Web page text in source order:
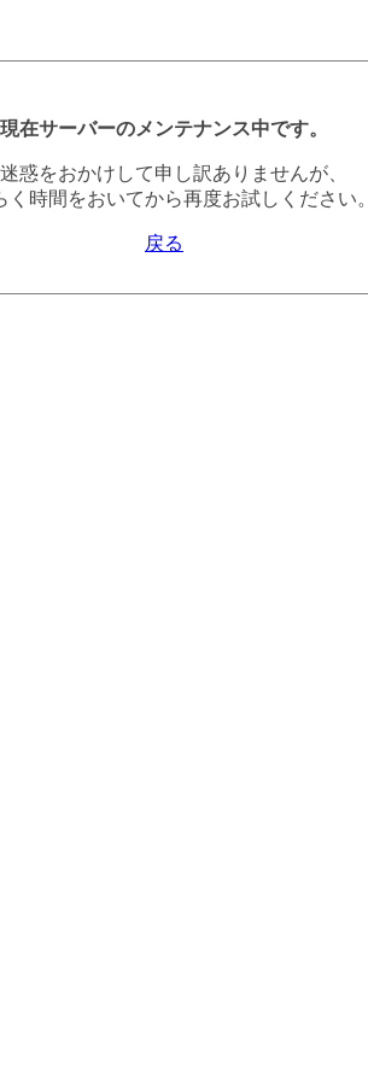
現在サーバーのメンテナンス中です。
惑をおかけして申し訳ありませんが、
く時間をおいてから再度お試しください。
戻る